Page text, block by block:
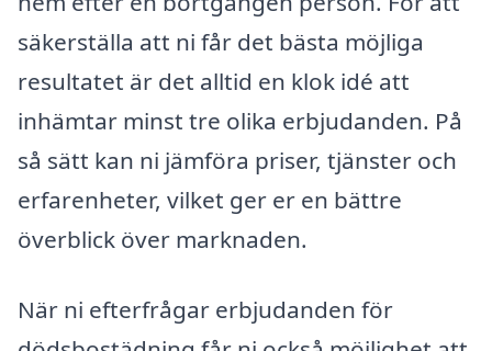
säkerställa att ni får det bästa möjliga
resultatet är det alltid en klok idé att
inhämtar minst tre olika erbjudanden. På
så sätt kan ni jämföra priser, tjänster och
erfarenheter, vilket ger er en bättre
överblick över marknaden.
När ni efterfrågar erbjudanden för